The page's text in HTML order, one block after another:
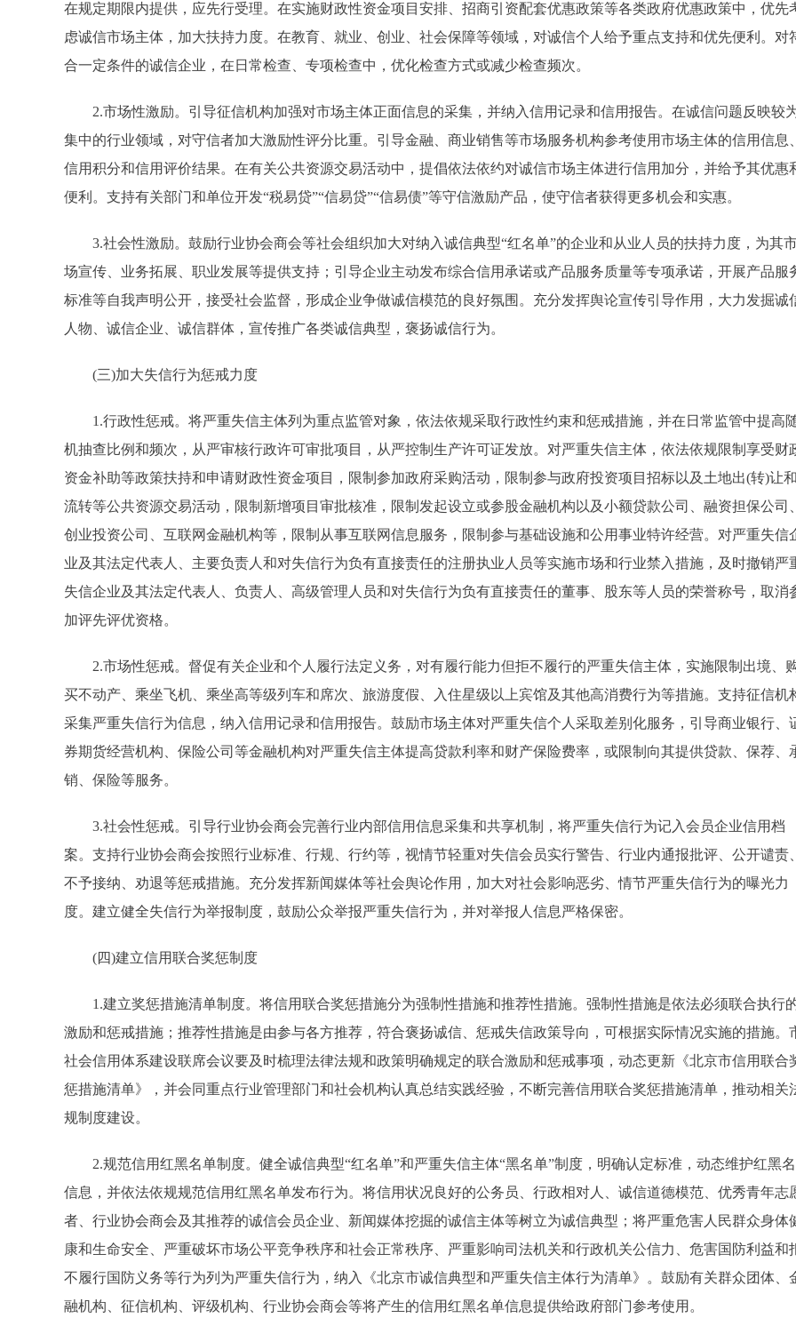
在规定期限内提供，应先行受理。在实施财政性资金项目安排、招商引资配套优惠政策等各类政府优惠政策中，优先
虑诚信市场主体，加大扶持力度。在教育、就业、创业、社会保障等领域，对诚信个人给予重点支持和优先便利。对
合一定条件的诚信企业，在日常检查、专项检查中，优化检查方式或减少检查频次。
2.市场性激励。引导征信机构加强对市场主体正面信息的采集，并纳入信用记录和信用报告。在诚信问题反映较
集中的行业领域，对守信者加大激励性评分比重。引导金融、商业销售等市场服务机构参考使用市场主体的信用信息、
信用积分和信用评价结果。在有关公共资源交易活动中，提倡依法依约对诚信市场主体进行信用加分，并给予其优惠
便利。支持有关部门和单位开发“税易贷”“信易贷”“信易债”等守信激励产品，使守信者获得更多机会和实惠。
3.社会性激励。鼓励行业协会商会等社会组织加大对纳入诚信典型“红名单”的企业和从业人员的扶持力度，为其
场宣传、业务拓展、职业发展等提供支持；引导企业主动发布综合信用承诺或产品服务质量等专项承诺，开展产品服
标准等自我声明公开，接受社会监督，形成企业争做诚信模范的良好氛围。充分发挥舆论宣传引导作用，大力发掘诚
人物、诚信企业、诚信群体，宣传推广各类诚信典型，褒扬诚信行为。
(三)加大失信行为惩戒力度
1.行政性惩戒。将严重失信主体列为重点监管对象，依法依规采取行政性约束和惩戒措施，并在日常监管中提高
机抽查比例和频次，从严审核行政许可审批项目，从严控制生产许可证发放。对严重失信主体，依法依规限制享受财
资金补助等政策扶持和申请财政性资金项目，限制参加政府采购活动，限制参与政府投资项目招标以及土地出(转)让和
流转等公共资源交易活动，限制新增项目审批核准，限制发起设立或参股金融机构以及小额贷款公司、融资担保公司、
创业投资公司、互联网金融机构等，限制从事互联网信息服务，限制参与基础设施和公用事业特许经营。对严重失信
业及其法定代表人、主要负责人和对失信行为负有直接责任的注册执业人员等实施市场和行业禁入措施，及时撤销严
失信企业及其法定代表人、负责人、高级管理人员和对失信行为负有直接责任的董事、股东等人员的荣誉称号，取消
加评先评优资格。
2.市场性惩戒。督促有关企业和个人履行法定义务，对有履行能力但拒不履行的严重失信主体，实施限制出境、
买不动产、乘坐飞机、乘坐高等级列车和席次、旅游度假、入住星级以上宾馆及其他高消费行为等措施。支持征信机
采集严重失信行为信息，纳入信用记录和信用报告。鼓励市场主体对严重失信个人采取差别化服务，引导商业银行、
券期货经营机构、保险公司等金融机构对严重失信主体提高贷款利率和财产保险费率，或限制向其提供贷款、保荐、
销、保险等服务。
3.社会性惩戒。引导行业协会商会完善行业内部信用信息采集和共享机制，将严重失信行为记入会员企业信用档
案。支持行业协会商会按照行业标准、行规、行约等，视情节轻重对失信会员实行警告、行业内通报批评、公开谴责、
不予接纳、劝退等惩戒措施。充分发挥新闻媒体等社会舆论作用，加大对社会影响恶劣、情节严重失信行为的曝光力
度。建立健全失信行为举报制度，鼓励公众举报严重失信行为，并对举报人信息严格保密。
(四)建立信用联合奖惩制度
1.建立奖惩措施清单制度。将信用联合奖惩措施分为强制性措施和推荐性措施。强制性措施是依法必须联合执行
激励和惩戒措施；推荐性措施是由参与各方推荐，符合褒扬诚信、惩戒失信政策导向，可根据实际情况实施的措施。
社会信用体系建设联席会议要及时梳理法律法规和政策明确规定的联合激励和惩戒事项，动态更新《北京市信用联合
惩措施清单》，并会同重点行业管理部门和社会机构认真总结实践经验，不断完善信用联合奖惩措施清单，推动相关
规制度建设。
2.规范信用红黑名单制度。健全诚信典型“红名单”和严重失信主体“黑名单”制度，明确认定标准，动态维护红黑
信息，并依法依规规范信用红黑名单发布行为。将信用状况良好的公务员、行政相对人、诚信道德模范、优秀青年志
者、行业协会商会及其推荐的诚信会员企业、新闻媒体挖掘的诚信主体等树立为诚信典型；将严重危害人民群众身体
康和生命安全、严重破坏市场公平竞争秩序和社会正常秩序、严重影响司法机关和行政机关公信力、危害国防利益和
不履行国防义务等行为列为严重失信行为，纳入《北京市诚信典型和严重失信主体行为清单》。鼓励有关群众团体、
融机构、征信机构、评级机构、行业协会商会等将产生的信用红黑名单信息提供给政府部门参考使用。